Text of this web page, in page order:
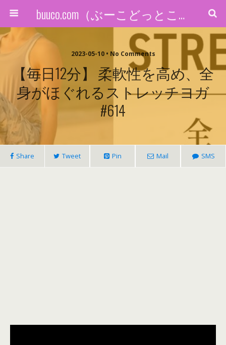
buuco.com（ぶーこどっとこむ）
2023-05-10 • No Comments
【毎日12分】 柔軟性を高め、全
身がほぐれるストレッチヨガ
#614
Share Tweet Pin Mail SMS